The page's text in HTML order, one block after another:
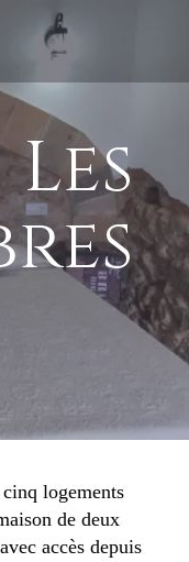
Les
logements
de deux
accès depuis